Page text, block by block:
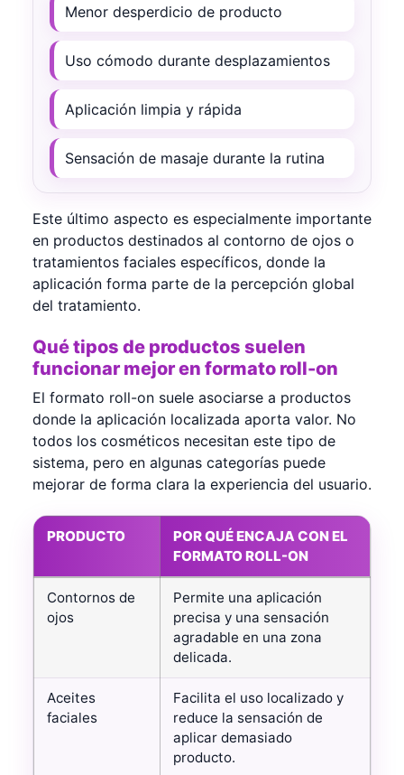
Menor desperdicio de producto
Uso cómodo durante desplazamientos
Aplicación limpia y rápida
Sensación de masaje durante la rutina
Este último aspecto es especialmente importante
en productos destinados al contorno de ojos o
tratamientos faciales específicos, donde la
aplicación forma parte de la percepción global
del tratamiento.
Qué tipos de productos suelen
funcionar mejor en formato roll-on
El formato roll-on suele asociarse a productos
donde la aplicación localizada aporta valor. No
todos los cosméticos necesitan este tipo de
sistema, pero en algunas categorías puede
mejorar de forma clara la experiencia del usuario.
PRODUCTO
POR QUÉ ENCAJA CON EL
FORMATO ROLL-ON
Contornos de
ojos
Permite una aplicación
precisa y una sensación
agradable en una zona
delicada.
Aceites
faciales
Facilita el uso localizado y
reduce la sensación de
aplicar demasiado
producto.